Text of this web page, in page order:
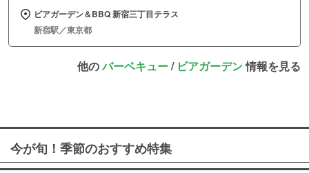
ビアガーデン＆BBQ 新宿三丁目テラス
新宿駅／東京都
他のバーベキュー/ ビアガーデン情報を見る
今が旬！季節のおすすめ特集